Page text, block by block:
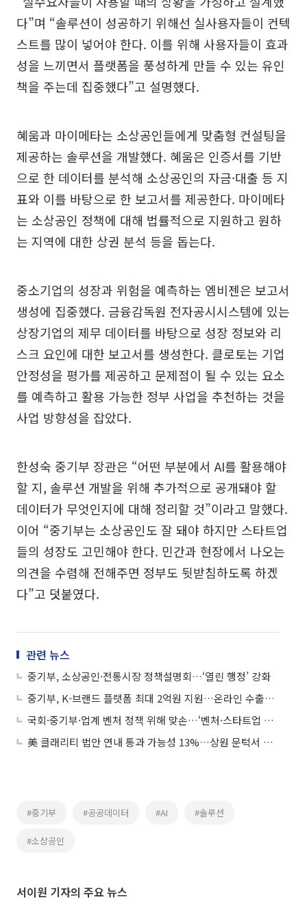
다”며 “솔루션이 성공하기 위해선 실사용자들이 컨텍
스트를 많이 넣어야 한다. 이를 위해 사용자들이 효과
성을 느끼면서 플랫폼을 풍성하게 만들 수 있는 유인
책을 주는데 집중했다”고 설명했다.
혜움과 마이메타는 소상공인들에게 맞춤형 컨설팅을
제공하는 솔루션을 개발했다. 혜움은 인증서를 기반
으로 한 데이터를 분석해 소상공인의 자금·대출 등 지
표와 이를 바탕으로 한 보고서를 제공한다. 마이메타
는 소상공인 정책에 대해 법률적으로 지원하고 원하
는 지역에 대한 상권 분석 등을 돕는다.
중소기업의 성장과 위험을 예측하는 엠비젠은 보고서
생성에 집중했다. 금융감독원 전자공시시스템에 있는
상장기업의 제무 데이터를 바탕으로 성장 정보와 리
스크 요인에 대한 보고서를 생성한다. 클로토는 기업
안정성을 평가를 제공하고 문제점이 될 수 있는 요소
를 예측하고 활용 가능한 정부 사업을 추천하는 것을
사업 방향성을 잡았다.
한성숙 중기부 장관은 “어떤 부분에서 AI를 활용해야
할 지, 솔루션 개발을 위해 추가적으로 공개돼야 할
데이터가 무엇인지에 대해 정리할 것”이라고 말했다.
이어 “중기부는 소상공인도 잘 돼야 하지만 스타트업
들의 성장도 고민해야 한다. 민간과 현장에서 나오는
의견을 수렴해 전해주면 정부도 뒷받침하도록 하겠
다”고 덧붙였다.
관련 뉴스
중기부, 소상공인·전통시장 정책설명회…‘열린 행정’ 강화
중기부, K-브랜드 플랫폼 최대 2억원 지원…온라인 수출보험 확대
국회·중기부·업계 벤처 정책 위해 맞손…‘벤처·스타트업 성장 포럼’ 출범
美 클래리티 법안 연내 통과 가능성 13%…상원 문턱서 제동
#중기부 #공공데이터 #AI #솔루션
#소상공인
서이원 기자의 주요 뉴스